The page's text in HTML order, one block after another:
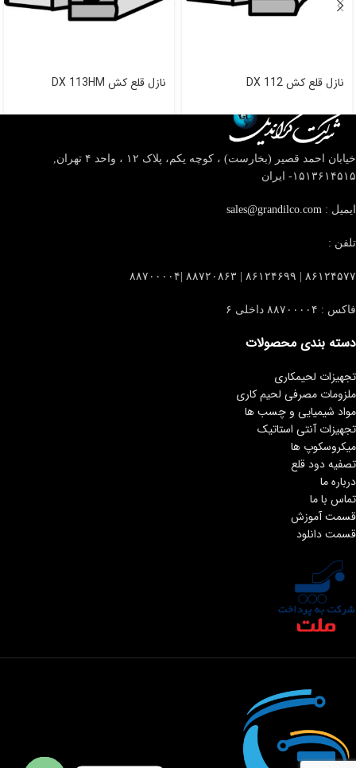
نازل قلع کش DX 112 نازل قلع کش DX 113HM
خیابان احمد قصیر (بخارست) ، کوچه یکم، پلاک ۱۲ ، واحد ۴
تهران,
۱۵۱۳۶۱۴۵۱۵- ایران
ایمیل : sales@grandilco.com
تلفن :
۸۶۱۲۴۵۷۷ | ۸۶۱۲۴۶۹۹ | ۸۸۷۲۰۸۶۳ |۸۸۷۰۰۰۰۴
فاکس : ۸۸۷۰۰۰۰۴ داخلی ۶
دسته بندی محصولات
تجهیزات لحیمکاری
ملزومات مصرفی لحیم کاری
مواد شیمیایی و چسب ها
تجهیزات آنتی استاتیک
میکروسکوپ ها
تصفیه دود قلع
درباره ما
تماس با ما
قسمت آموزش
قسمت دانلود